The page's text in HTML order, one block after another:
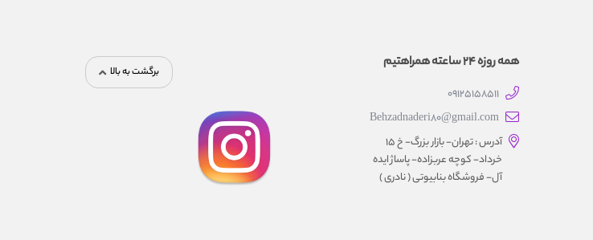
همه روزه 24 ساعته همراهتیم
09125158511
Behzadnaderi80@gmail.com
آدرس : تهران- بازار بزرگ- خ ۱۵
خرداد- کوچه عربزاده- پاساژ ایده
آل- فروشگاه بنابیوتی ( نادری )
برگشت به بالا